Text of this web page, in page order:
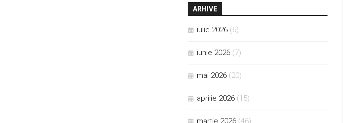
ARHIVE
iulie 2026 (6)
iunie 2026 (7)
mai 2026 (20)
aprilie 2026 (15)
martie 2026 (46)